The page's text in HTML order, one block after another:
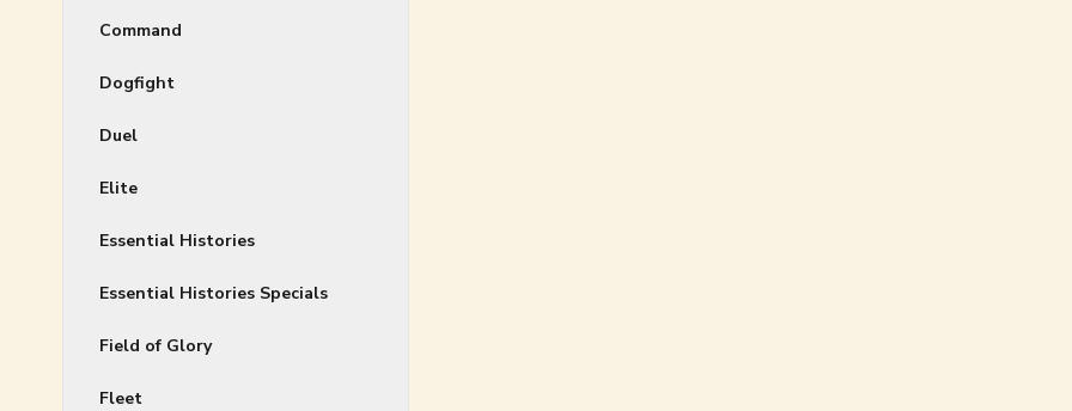
Command
Dogfight
Duel
Elite
Essential Histories
Essential Histories Specials
Field of Glory
Fleet